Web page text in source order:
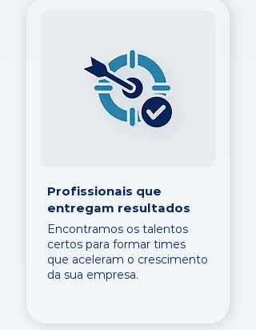
Profissionais que
entregam resultados
Encontramos os talentos
certos para formar times
que aceleram o crescimento
da sua empresa.